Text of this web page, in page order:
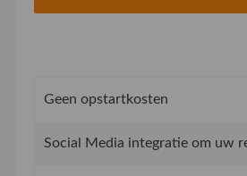
Geen opstartkosten
Social Media integratie om uw